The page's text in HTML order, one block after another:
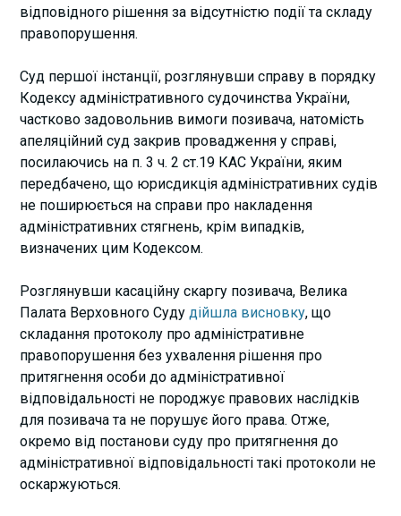
відповідного рішення за відсутністю події та складу
правопорушення.
Суд першої інстанції, розглянувши справу в порядку
Кодексу адміністративного судочинства України,
частково задовольнив вимоги позивача, натомість
апеляційний суд закрив провадження у справі,
посилаючись на п. 3 ч. 2 ст.19 КАС України, яким
передбачено, що юрисдикція адміністративних судів
не поширюється на справи про накладення
адміністративних стягнень, крім випадків,
визначених цим Кодексом.
Розглянувши касаційну скаргу позивача, Велика
Палата Верховного Суду дійшла висновку, що
складання протоколу про адміністративне
правопорушення без ухвалення рішення про
притягнення особи до адміністративної
відповідальності не породжує правових наслідків
для позивача та не порушує його права. Отже,
окремо від постанови суду про притягнення до
адміністративної відповідальності такі протоколи не
оскаржуються.